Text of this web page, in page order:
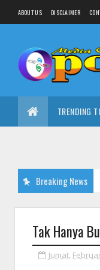
ABOUT US DISCLAIMER
TRENDING
Breaking News
Tak Hanya
Jumat,